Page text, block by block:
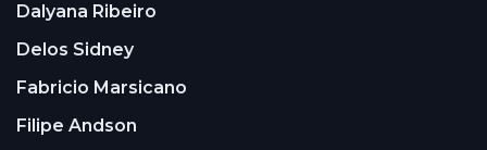
Dalyana Ribeiro
Delos Sidney
Fabricio Marsicano
Filipe Andson